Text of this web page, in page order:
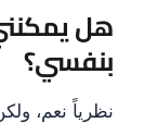
هل
بنفسي؟
نظرياً نعم،